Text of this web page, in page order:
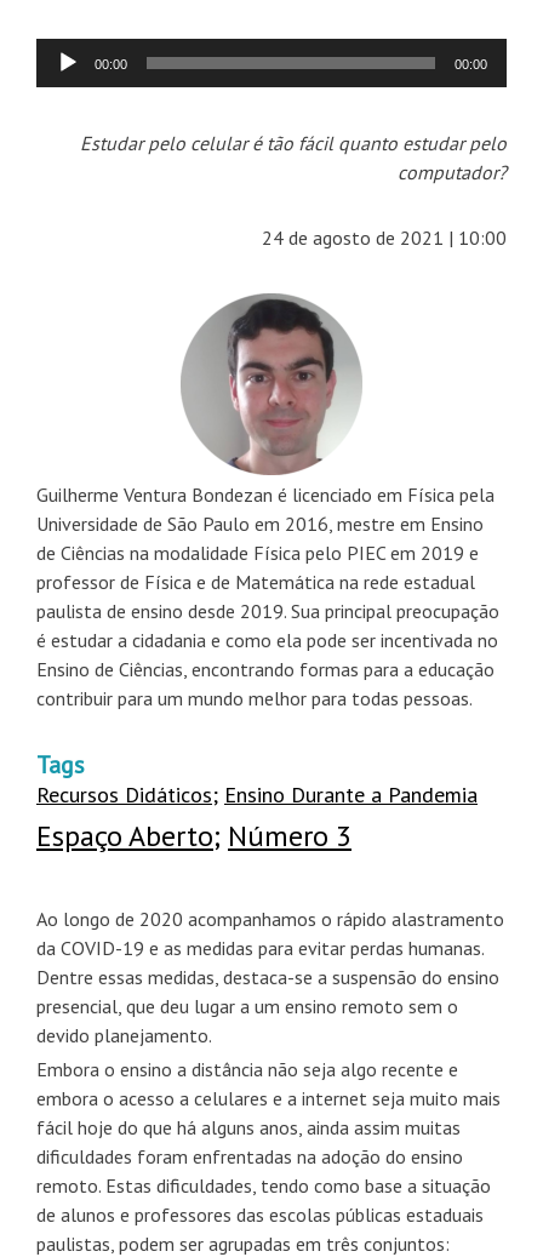
Tocador
00:00 00:00
Estudar pelo celular é tão fácil quanto estudar pelo
computador?
24 de agosto de 2021 | 10:00
Guilherme Ventura Bondezan é licenciado em Física pela
Universidade de São Paulo em 2016, mestre em Ensino
de Ciências na modalidade Física pelo PIEC em 2019 e
professor de Física e de Matemática na rede estadual
paulista de ensino desde 2019. Sua principal preocupação
é estudar a cidadania e como ela pode ser incentivada no
Ensino de Ciências, encontrando formas para a educação
contribuir para um mundo melhor para todas pessoas.
Tags
Recursos Didáticos; Ensino Durante a Pandemia
Espaço Aberto; Número 3
Ao longo de 2020 acompanhamos o rápido alastramento
da COVID-19 e as medidas para evitar perdas humanas.
Dentre essas medidas, destaca-se a suspensão do ensino
presencial, que deu lugar a um ensino remoto sem o
devido planejamento.
Embora o ensino a distância não seja algo recente e
embora o acesso a celulares e a internet seja muito mais
fácil hoje do que há alguns anos, ainda assim muitas
dificuldades foram enfrentadas na adoção do ensino
remoto. Estas dificuldades, tendo como base a situação
de alunos e professores das escolas públicas estaduais
paulistas, podem ser agrupadas em três conjuntos: